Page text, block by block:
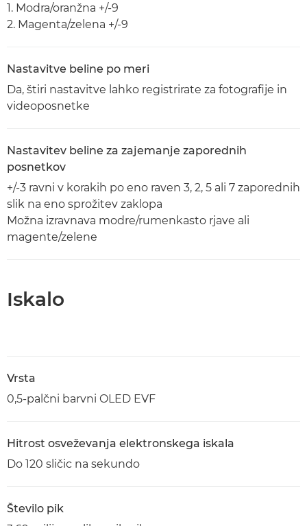
1. Modra/oranžna +/-9
2. Magenta/zelena +/-9
Nastavitve beline po meri
Da, štiri nastavitve lahko registrirate za fotografije in
videoposnetke
Nastavitev beline za zajemanje zaporednih
posnetkov
+/-3 ravni v korakih po eno raven 3, 2, 5 ali 7 zaporednih
slik na eno sprožitev zaklopa
Možna izravnava modre/rumenkasto rjave ali
magente/zelene
Iskalo
Vrsta
0,5-palčni barvni OLED EVF
Hitrost osveževanja elektronskega iskala
Do 120 sličic na sekundo
Število pik